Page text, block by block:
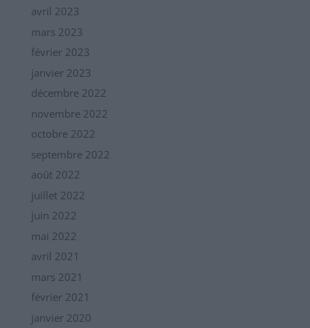
avril 2023
mars 2023
février 2023
janvier 2023
décembre 2022
novembre 2022
octobre 2022
septembre 2022
août 2022
juillet 2022
juin 2022
mai 2022
avril 2021
mars 2021
février 2021
janvier 2020